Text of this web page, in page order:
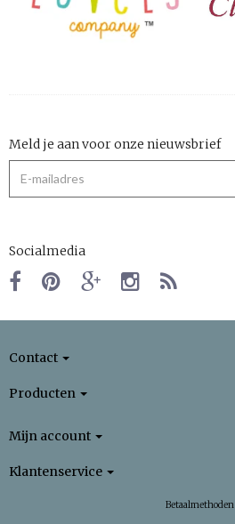
Meld je aan voor onze nieuwsbrief
Socialmedia
Contact
Producten
Mijn account
Klantenservice
Betaalmethoden